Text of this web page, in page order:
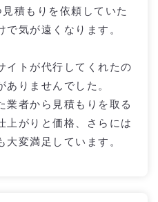
積もりを依頼していた
で気が遠くなります。
イトが代行してくれたの
ありませんでした。
業者から見積もりを取る
上がりと価格、さらには
変満足しています。